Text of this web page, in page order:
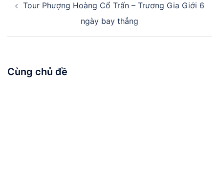
hướng
viết
Tour Phượng Hoàng Cổ Trấn – Trương Gia Giới 6
ngày bay thẳng
Cùng chủ đề